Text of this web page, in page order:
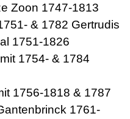
Zoon 1747-1813
& 1782 Gertrudis
1751-1826
1754- & 1784
1756-1818 & 1787
1761-